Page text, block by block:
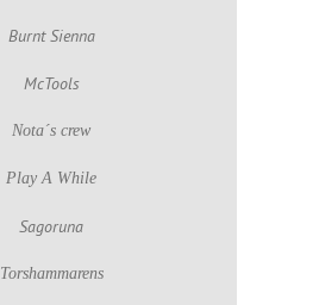
Burnt Sienna
McTools
Nota´s crew
Play A While
Sagoruna
Torshammarens